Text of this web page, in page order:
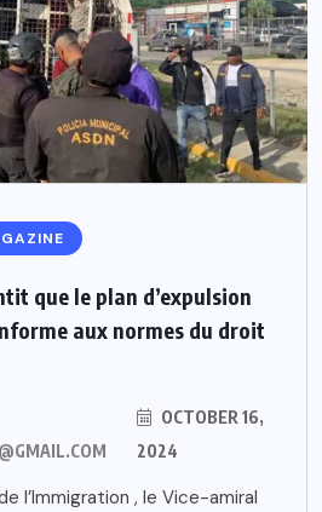
que le plan d’expulsion
aux normes du droit
OCTOBER 16,
2024
l’Immigration , le Vice-amiral